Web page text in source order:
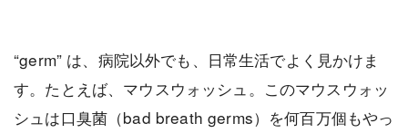
“germ” は、病院以外でも、日常生活でよく見かけま
す。たとえば、マウスウォッシュ。このマウスウォッ
シュは口臭菌（bad breath germs）を何百万個もやっ